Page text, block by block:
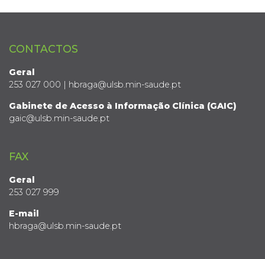
CONTACTOS
Geral
253 027 000 | hbraga@ulsb.min-saude.pt
Gabinete de Acesso à Informação Clínica (GAIC)
gaic@ulsb.min-saude.pt
FAX
Geral
253 027 999
E-mail
hbraga@ulsb.min-saude.pt